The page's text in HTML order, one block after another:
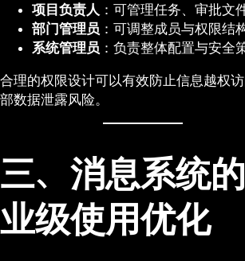
项目负责人 ：可管理任务、审批文
部门管理员 ：可调整成员与权限结
系统管理员 ：负责整体配置与安全
合理的权限设计可以有效防止信息越权
部数据泄露风险。
三、消息系统
业级使用优化